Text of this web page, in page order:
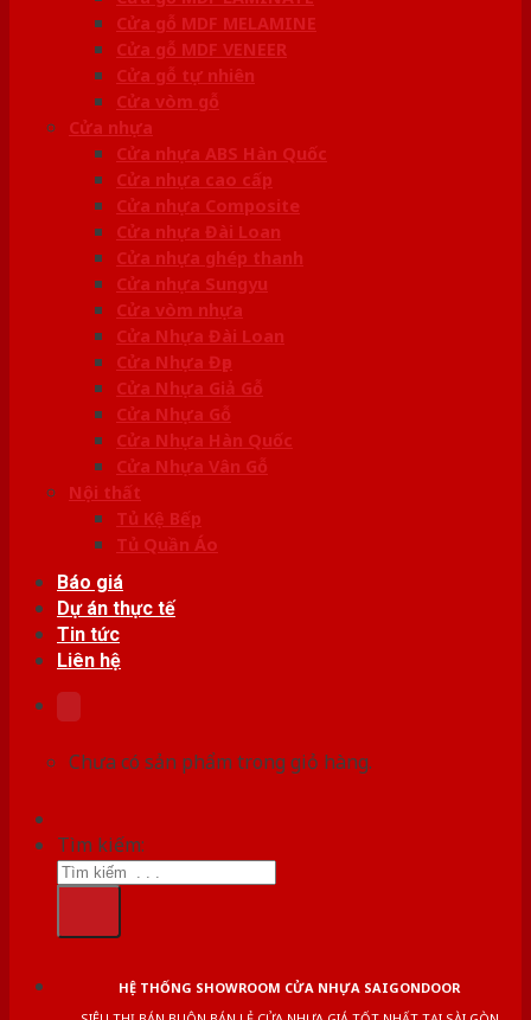
Cửa gỗ MDF MELAMINE
Cửa gỗ MDF VENEER
Cửa gỗ tự nhiên
Cửa vòm gỗ
Cửa nhựa
Cửa nhựa ABS Hàn Quốc
Cửa nhựa cao cấp
Cửa nhựa Composite
Cửa nhựa Đài Loan
Cửa nhựa ghép thanh
Cửa nhựa Sungyu
Cửa vòm nhựa
Cửa Nhựa Đài Loan
Cửa Nhựa Đẹp
Cửa Nhựa Giả Gỗ
Cửa Nhựa Gỗ
Cửa Nhựa Hàn Quốc
Cửa Nhựa Vân Gỗ
Nội thất
Tủ Kệ Bếp
Tủ Quần Áo
Báo giá
Dự án thực tế
Tin tức
Liên hệ
Chưa có sản phẩm trong giỏ hàng.
Tìm kiếm:
HỆ THỐNG SHOWROOM CỬA NHỰA SAIGONDOOR